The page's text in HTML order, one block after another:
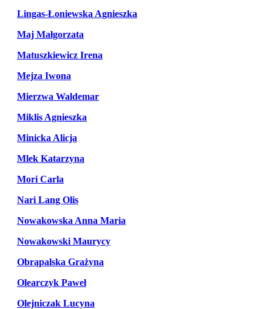
Lingas-Łoniewska Agnieszka
Maj Małgorzata
Matuszkiewicz Irena
Mejza Iwona
Mierzwa Waldemar
Miklis Agnieszka
Minicka Alicja
Mlek Katarzyna
Mori Carla
Nari Lang Olis
Nowakowska Anna Maria
Nowakowski Maurycy
Obrąpalska Grażyna
Olearczyk Paweł
Olejniczak Lucyna